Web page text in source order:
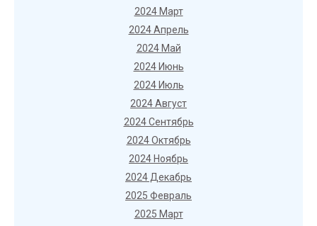
2024 Март
2024 Апрель
2024 Май
2024 Июнь
2024 Июль
2024 Август
2024 Сентябрь
2024 Октябрь
2024 Ноябрь
2024 Декабрь
2025 Февраль
2025 Март